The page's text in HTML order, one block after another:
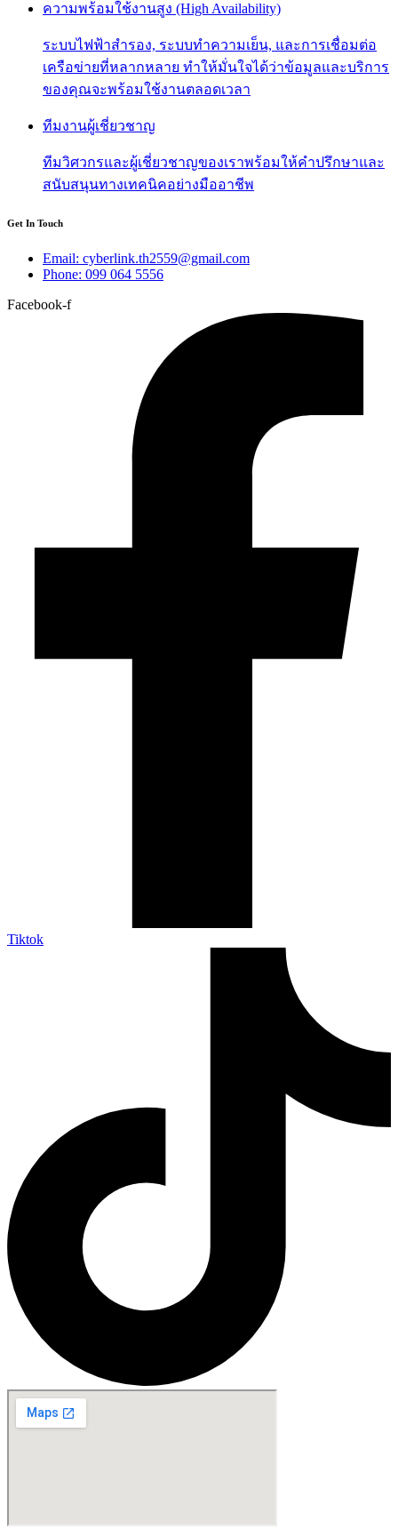
ความพร้อมใช้งานสูง (High Availability)
ระบบไฟฟ้าสำรอง, ระบบทำความเย็น, และการเชื่อมต่อ
เครือข่ายที่หลากหลาย ทำให้มั่นใจได้ว่าข้อมูลและบริการ
ของคุณจะพร้อมใช้งานตลอดเวลา
ทีมงานผู้เชี่ยวชาญ
ทีมวิศวกรและผู้เชี่ยวชาญของเราพร้อมให้คำปรึกษาและ
สนับสนุนทางเทคนิคอย่างมืออาชีพ
Get In Touch
Email: cyberlink.th2559@gmail.com
Phone: 099 064 5556
Facebook-f
Tiktok